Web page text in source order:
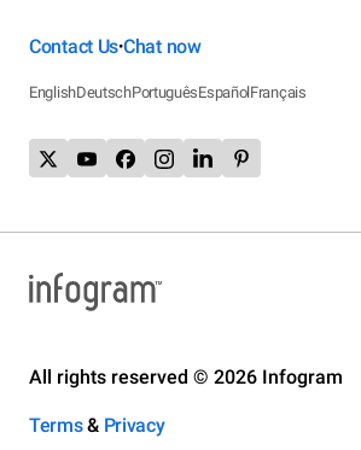
Contact Us•Chat now
EnglishDeutschPortuguêsEspañolFrançais
All rights reserved © 2026 Infogram
Terms& Privacy